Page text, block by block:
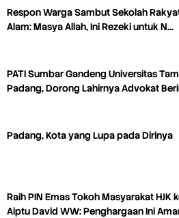
Respon Warga Sambut Sekolah
Alam: Masya Allah, Ini Rezeki untuk N…
PATI Sumbar Gandeng Universitas
Padang, Dorong Lahirnya Advokat
Padang, Kota yang Lupa pada Dirinya
Raih PIN Emas Tokoh Masyarakat HJK
Aiptu David WW: Penghargaan Ini